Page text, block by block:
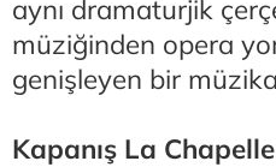
aynı dramaturjik
müziğinden opera
genişleyen bir
Kapanış La